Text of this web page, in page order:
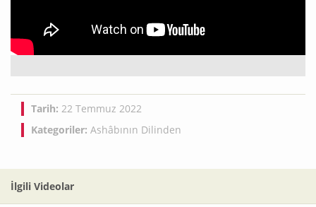
Tarih: 22 Temmuz 2022
Kategoriler: Ashâbının Dilinden
İlgili Videolar